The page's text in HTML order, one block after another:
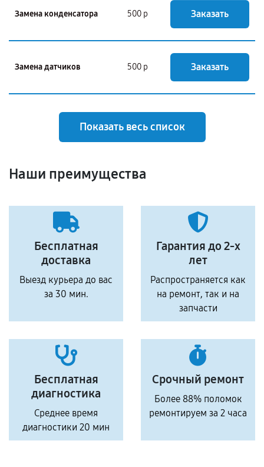
Замена конденсатора 500 р Заказать
Замена датчиков 500 р Заказать
Показать весь список
Наши преимущества
Бесплатная
доставка
Выезд курьера до вас
за 30 мин.
Гарантия до 2-х
лет
Распространяется как
на ремонт, так и на
запчасти
Бесплатная
диагностика
Среднее время
диагностики 20 мин
Срочный ремонт
Более 88% поломок
ремонтируем за 2 часа